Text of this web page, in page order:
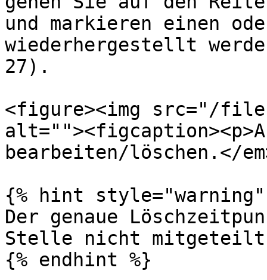
und markieren einen
wiederhergestellt
27).
<figure><img src="/
bearbeiten/löschen.</
{% hint style="warning"
Der genaue
Stelle nicht
{% endhint %}